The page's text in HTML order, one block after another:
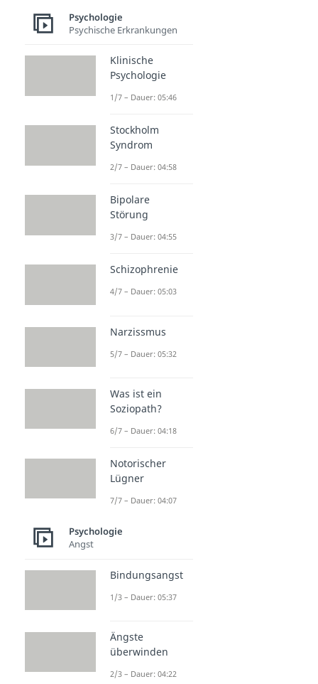
Psychologie
Psychische Erkrankungen
Klinische
Psychologie
1/7 – Dauer: 05:46
Stockholm
Syndrom
2/7 – Dauer: 04:58
Bipolare
Störung
3/7 – Dauer: 04:55
Schizophrenie
4/7 – Dauer: 05:03
Narzissmus
5/7 – Dauer: 05:32
Was ist ein
Soziopath?
6/7 – Dauer: 04:18
Notorischer
Lügner
7/7 – Dauer: 04:07
Psychologie
Angst
Bindungsangst
1/3 – Dauer: 05:37
Ängste
überwinden
2/3 – Dauer: 04:22